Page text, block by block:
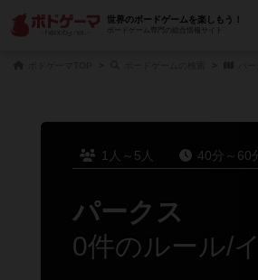
世界のボードゲームを楽しもう！
ボードゲーム専門の総合情報サイト
1人～5人 40分～60
パークス
0件のルール/